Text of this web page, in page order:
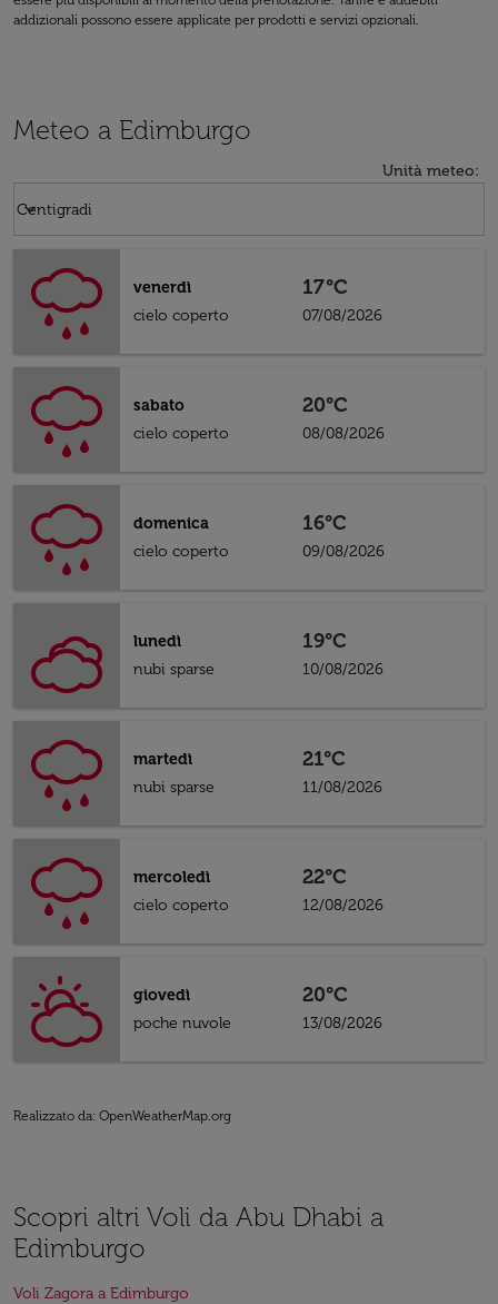
addizionali possono essere applicate per prodotti e servizi opzionali.
Meteo a Edimburgo
Unità meteo:
Centigradi
keyboard_arrow_down
venerdì
cielo coperto
17°C
07/08/2026
sabato
cielo coperto
20°C
08/08/2026
domenica
cielo coperto
16°C
09/08/2026
lunedì
nubi sparse
19°C
10/08/2026
martedì
nubi sparse
21°C
11/08/2026
mercoledì
cielo coperto
22°C
12/08/2026
giovedì
poche nuvole
20°C
13/08/2026
Realizzato da: OpenWeatherMap.org
Scopri altri Voli da Abu Dhabi a
Edimburgo
Voli Zagora a Edimburgo